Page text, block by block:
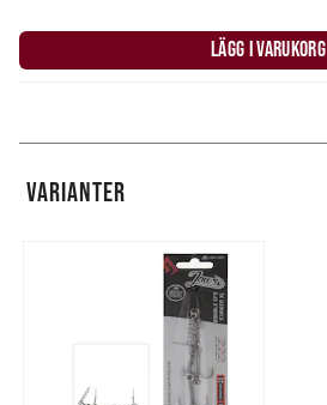
LÄGG I VARUKORG
VARIANTER